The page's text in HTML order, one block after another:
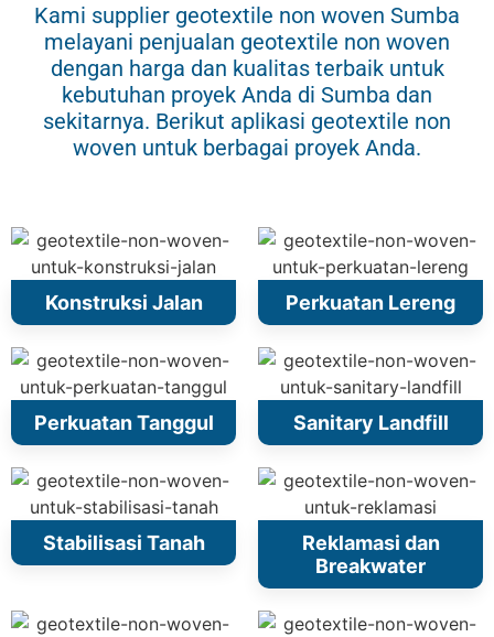
Kami supplier geotextile non woven Sumba
melayani penjualan geotextile non woven
dengan harga dan kualitas terbaik untuk
kebutuhan proyek Anda di Sumba dan
sekitarnya. Berikut aplikasi geotextile non
woven untuk berbagai proyek Anda.
Konstruksi Jalan Perkuatan Lereng
Perkuatan Tanggul Sanitary Landfill
Stabilisasi Tanah
Reklamasi dan
Breakwater